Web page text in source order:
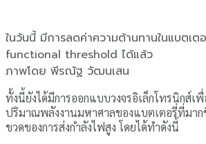
ในวันนี้ มีการลดค่าความต้านทานในแบตเต
functional threshold ได้แล้ว
ภาพโดย พีรณัฐ วัฒนเสน
ทั้งนี้ยังได้มีการออกแบบวงจรอิเล็กโทรนิกส์เ
ปริมาณพลังงานมหาศาลของแบตเตอรี่ที่มา
ขวดของการส่งกำลังไฟสูง โดยได้ทำดังนี้